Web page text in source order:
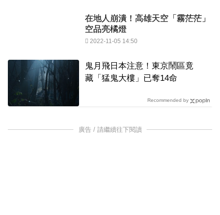
在地人崩潰！高雄天空「霧茫茫」
空品亮橘燈
2022-11-05 14:50
鬼月飛日本注意！東京鬧區竟
藏「猛鬼大樓」已奪14命
Recommended by
廣告 / 請繼續往下閱讀